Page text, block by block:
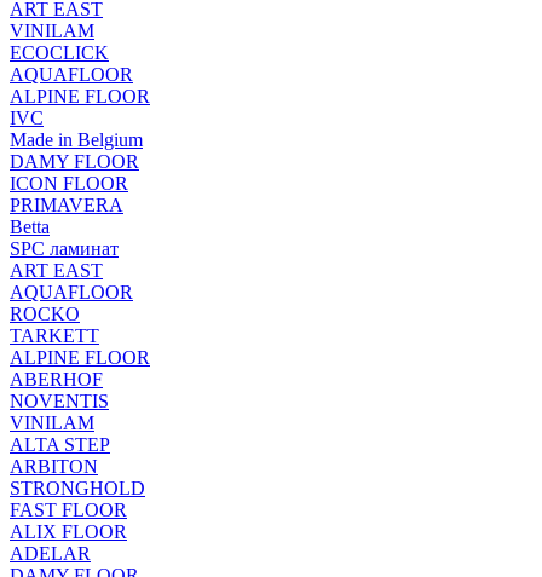
ART EAST
VINILAM
ECOCLICK
AQUAFLOOR
ALPINE FLOOR
IVC
Made in Belgium
DAMY FLOOR
ICON FLOOR
PRIMAVERA
Betta
SPC ламинат
ART EAST
AQUAFLOOR
ROCKO
TARKETT
ALPINE FLOOR
ABERHOF
NOVENTIS
VINILAM
ALTA STEP
ARBITON
STRONGHOLD
FAST FLOOR
ALIX FLOOR
ADELAR